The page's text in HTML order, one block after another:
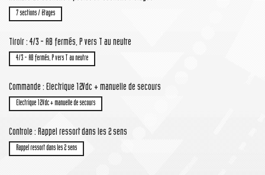
7 sections / étages
Tiroir : 4/3 - AB fermés, P vers T au neutre
4/3 - AB fermés, P vers T au neutre
Commande : Electrique 12Vdc + manuelle de secours
Electrique 12Vdc + manuelle de secours
Controle : Rappel ressort dans les 2 sens
Rappel ressort dans les 2 sens